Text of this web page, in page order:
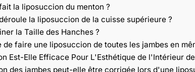
la liposuccion du menton ?
la liposuccion de la cuisse supérieure ?
la Taille des Hanches ?
de faire une liposuccion de toutes les jambes en
Est-Elle Efficace Pour L'Esthétique de l'Intérieur
des jambes peut-elle être corrigée lors d'une